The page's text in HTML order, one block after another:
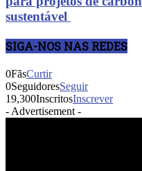
sustentável
SIGA-NOS NAS REDES
0FãsCurtir
0SeguidoresSeguir
19,300InscritosInscrever
- Advertisement -